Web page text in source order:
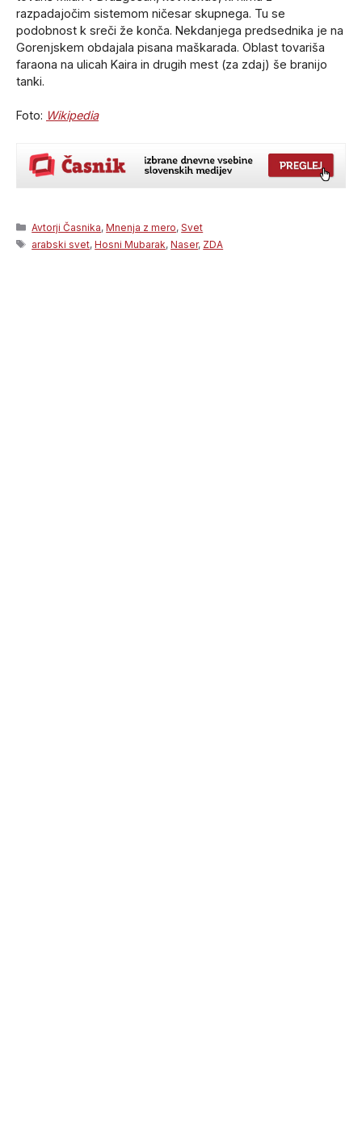
razpadajočim sistemom ničesar skupnega. Tu se
podobnost k sreči že konča. Nekdanjega predsednika je na
Gorenjskem obdajala pisana maškarada. Oblast tovariša
faraona na ulicah Kaira in drugih mest (za zdaj) še branijo
tanki.
Foto: Wikipedia
Categories
Avtorji Časnika,Mnenja z mero,Svet
Tags
arabski svet,Hosni Mubarak,Naser, ZDA